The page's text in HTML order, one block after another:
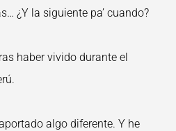
¿Y la siguiente pa’ cuando?
haber vivido durante el
algo diferente. Y he